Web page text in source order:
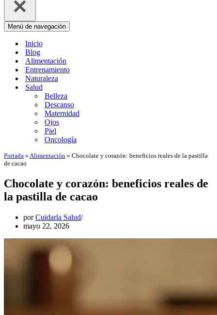
Menú de navegación
Inicio
Blog
Alimentación
Entrenamiento
Naturaleza
Salud
Belleza
Descanso
Maternidad
Ojos
Piel
Oncología
Portada » Alimentación » Chocolate y corazón: beneficios reales de la pastilla
de cacao
Chocolate y corazón: beneficios reales de
la pastilla de cacao
porCuidarla Salud
mayo 22, 2026